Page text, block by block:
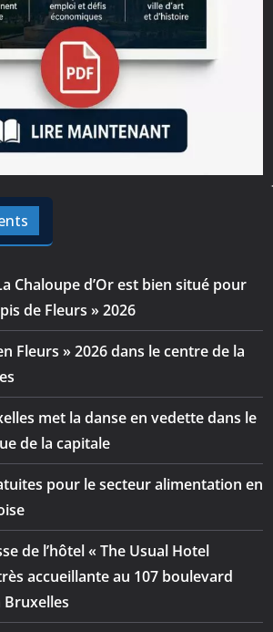
Chaloupe d’Or est bien situé pour
de Fleurs » 2026
Fleurs » 2026 dans le centre de la
met la danse en vedette dans le
de la capitale
pour le secteur alimentation en
de l’hôtel « The Usual Hotel
accueillante au 107 boulevard